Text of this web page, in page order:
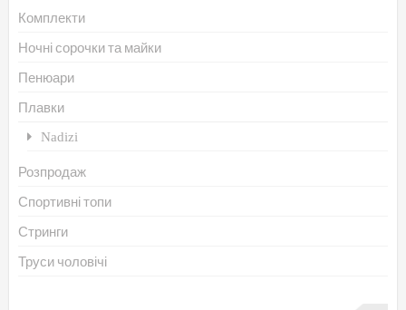
Комплекти
Ночні сорочки та майки
Пенюари
Плавки
Nadizi
Розпродаж
Спортивні топи
Стринги
Труси чоловічі